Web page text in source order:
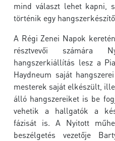
mind választ lehet kapni,
történik egy
A Régi Zenei Napok
résztvevői számára
hangszerkiállítás lesz a
Haydneum saját
mesterek saját elkészült,
álló hangszereiket is be
vehetik a hallgatók a
fázisát is. A Nyitott
beszélgetés vezetője